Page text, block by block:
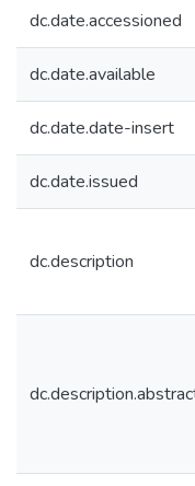
dc.date.accessioned
dc.date.available
dc.date.date-insert
dc.date.issued
dc.description